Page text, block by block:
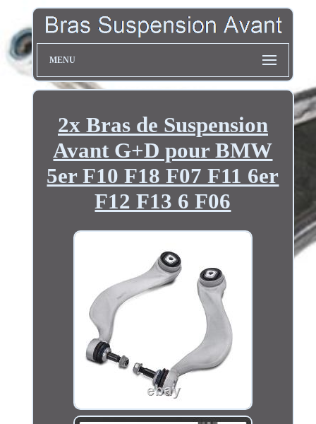
MENU
2x Bras de Suspension
Avant G+D pour BMW
5er F10 F18 F07 F11 6er
F12 F13 6 F06